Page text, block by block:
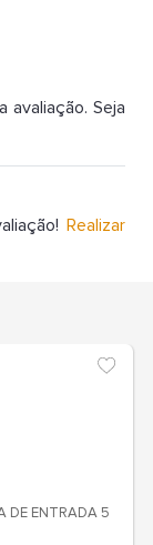
avaliação. Seja
Realizar